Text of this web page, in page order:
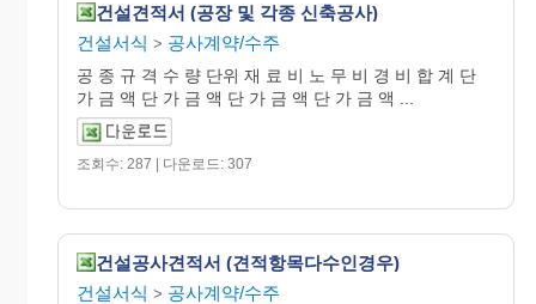
건설견적서 (공장 및 각종 신축공사)
건설서식 > 공사계약/수주
공 종 규 격 수 량 단위 재 료 비 노 무 비 경 비 합 계 단
가 금 액 단 가 금 액 단 가 금 액 단 가 금 액 ...
조회수: 287 | 다운로드: 307
건설공사견적서 (견적항목다수인경우)
건설서식 > 공사계약/수주